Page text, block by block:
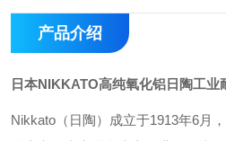
产品介绍
日本NIKKATO高纯氧化铝日陶工业
Nikkato（日陶）成立于1913年6月